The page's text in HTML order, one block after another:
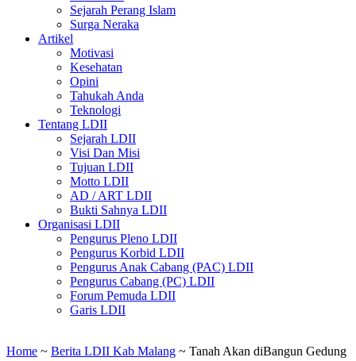
Sejarah Perang Islam
Surga Neraka
Artikel
Motivasi
Kesehatan
Opini
Tahukah Anda
Teknologi
Tentang LDII
Sejarah LDII
Visi Dan Misi
Tujuan LDII
Motto LDII
AD / ART LDII
Bukti Sahnya LDII
Organisasi LDII
Pengurus Pleno LDII
Pengurus Korbid LDII
Pengurus Anak Cabang (PAC) LDII
Pengurus Cabang (PC) LDII
Forum Pemuda LDII
Garis LDII
Home ~ Berita LDII Kab Malang ~ Tanah Akan diBangun Gedung